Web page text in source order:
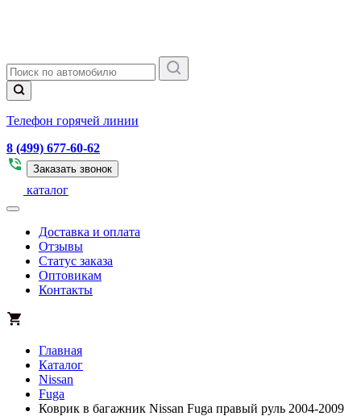
Телефон горячей линии
8 (499) 677-60-62
Заказать звонок
каталог
Доставка и оплата
Отзывы
Статус заказа
Оптовикам
Контакты
Главная
Каталог
Nissan
Fuga
Коврик в багажник Nissan Fuga правый руль 2004-2009